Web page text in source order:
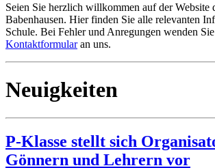
Seien Sie herzlich willkommen auf der Website
Babenhausen. Hier finden Sie alle relevanten
Schule. Bei Fehler und Anregungen wenden
Kontaktformularan uns.
Neuigkeiten
P-Klasse stellt sich
Gönnern und Lehrern vor